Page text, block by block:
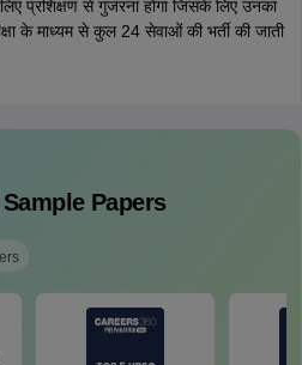
प्रशिक्षण से गुजरना होगा जिसके लिए उनका
के माध्यम से कुल 24 सेवाओं की भर्ती की जाती
Papers